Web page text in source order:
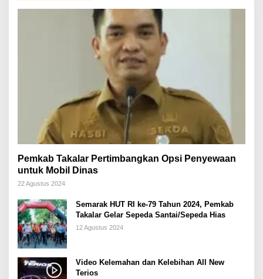
Pemkab Takalar Pertimbangkan Opsi Penyewaan
untuk Mobil Dinas
22 Agustus 2024
Semarak HUT RI ke-79 Tahun 2024, Pemkab
Takalar Gelar Sepeda Santai/Sepeda Hias
12 Agustus 2024
Video Kelemahan dan Kelebihan All New
Terios